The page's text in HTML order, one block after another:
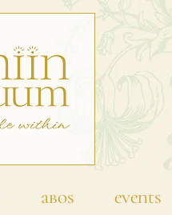
abos events